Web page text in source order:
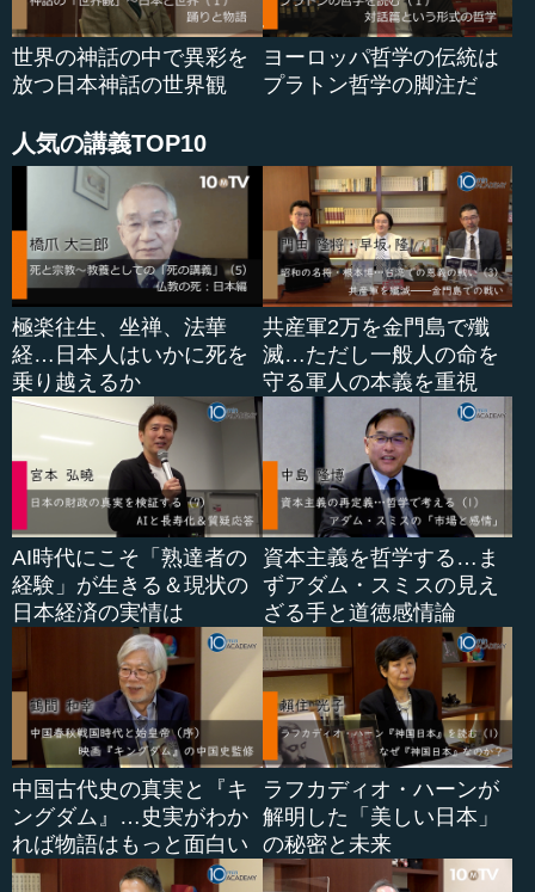
世界の神話の中で異彩を
放つ日本神話の世界観
ヨーロッパ哲学の伝統は
プラトン哲学の脚注だ
人気の講義TOP10
極楽往生、坐禅、法華
経…日本人はいかに死を
乗り越えるか
共産軍2万を金門島で殲
滅…ただし一般人の命を
守る軍人の本義を重視
AI時代にこそ「熟達者の
経験」が生きる＆現状の
日本経済の実情は
資本主義を哲学する…ま
ずアダム・スミスの見え
ざる手と道徳感情論
中国古代史の真実と『キ
ングダム』…史実がわか
れば物語はもっと面白い
ラフカディオ・ハーンが
解明した「美しい日本」
の秘密と未来